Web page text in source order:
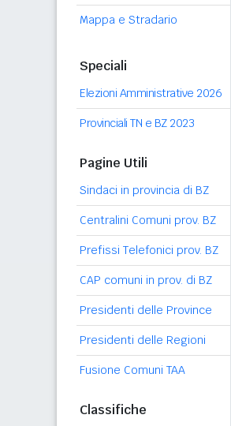
Mappa e Stradario
Speciali
Elezioni Amministrative 2026
Provinciali TN e BZ 2023
Pagine Utili
Sindaci in provincia di BZ
Centralini Comuni prov. BZ
Prefissi Telefonici prov. BZ
CAP comuni in prov. di BZ
Presidenti delle Province
Presidenti delle Regioni
Fusione Comuni TAA
Classifiche